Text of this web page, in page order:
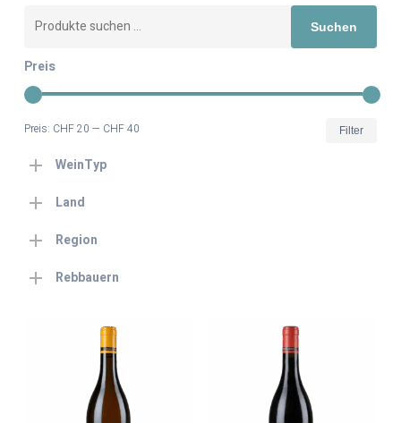
Suchen
nach:
Suchen
Preis
Filter
Preis: CHF 20 — CHF 40
WeinTyp
Land
Region
Rebbauern